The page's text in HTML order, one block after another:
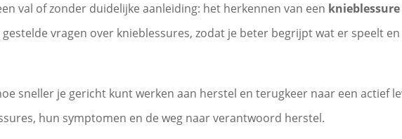
val of zonder duidelijke aanleiding: het herkennen van een knieblessure
vragen over knieblessures, zodat je beter begrijpt wat er speelt
sneller je gericht kunt werken aan herstel en terugkeer naar een actief
hun symptomen en de weg naar verantwoord herstel.